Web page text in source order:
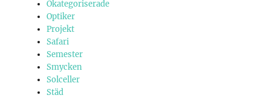
Okategoriserade
Optiker
Projekt
Safari
Semester
Smycken
Solceller
Städ